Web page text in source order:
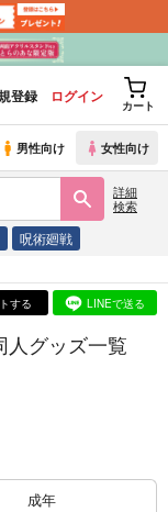
登録 ログイン
カート
男性向け 女性向け
詳細
検索
呪術廻戦
する LINEで送る
人グッズ一覧
成年